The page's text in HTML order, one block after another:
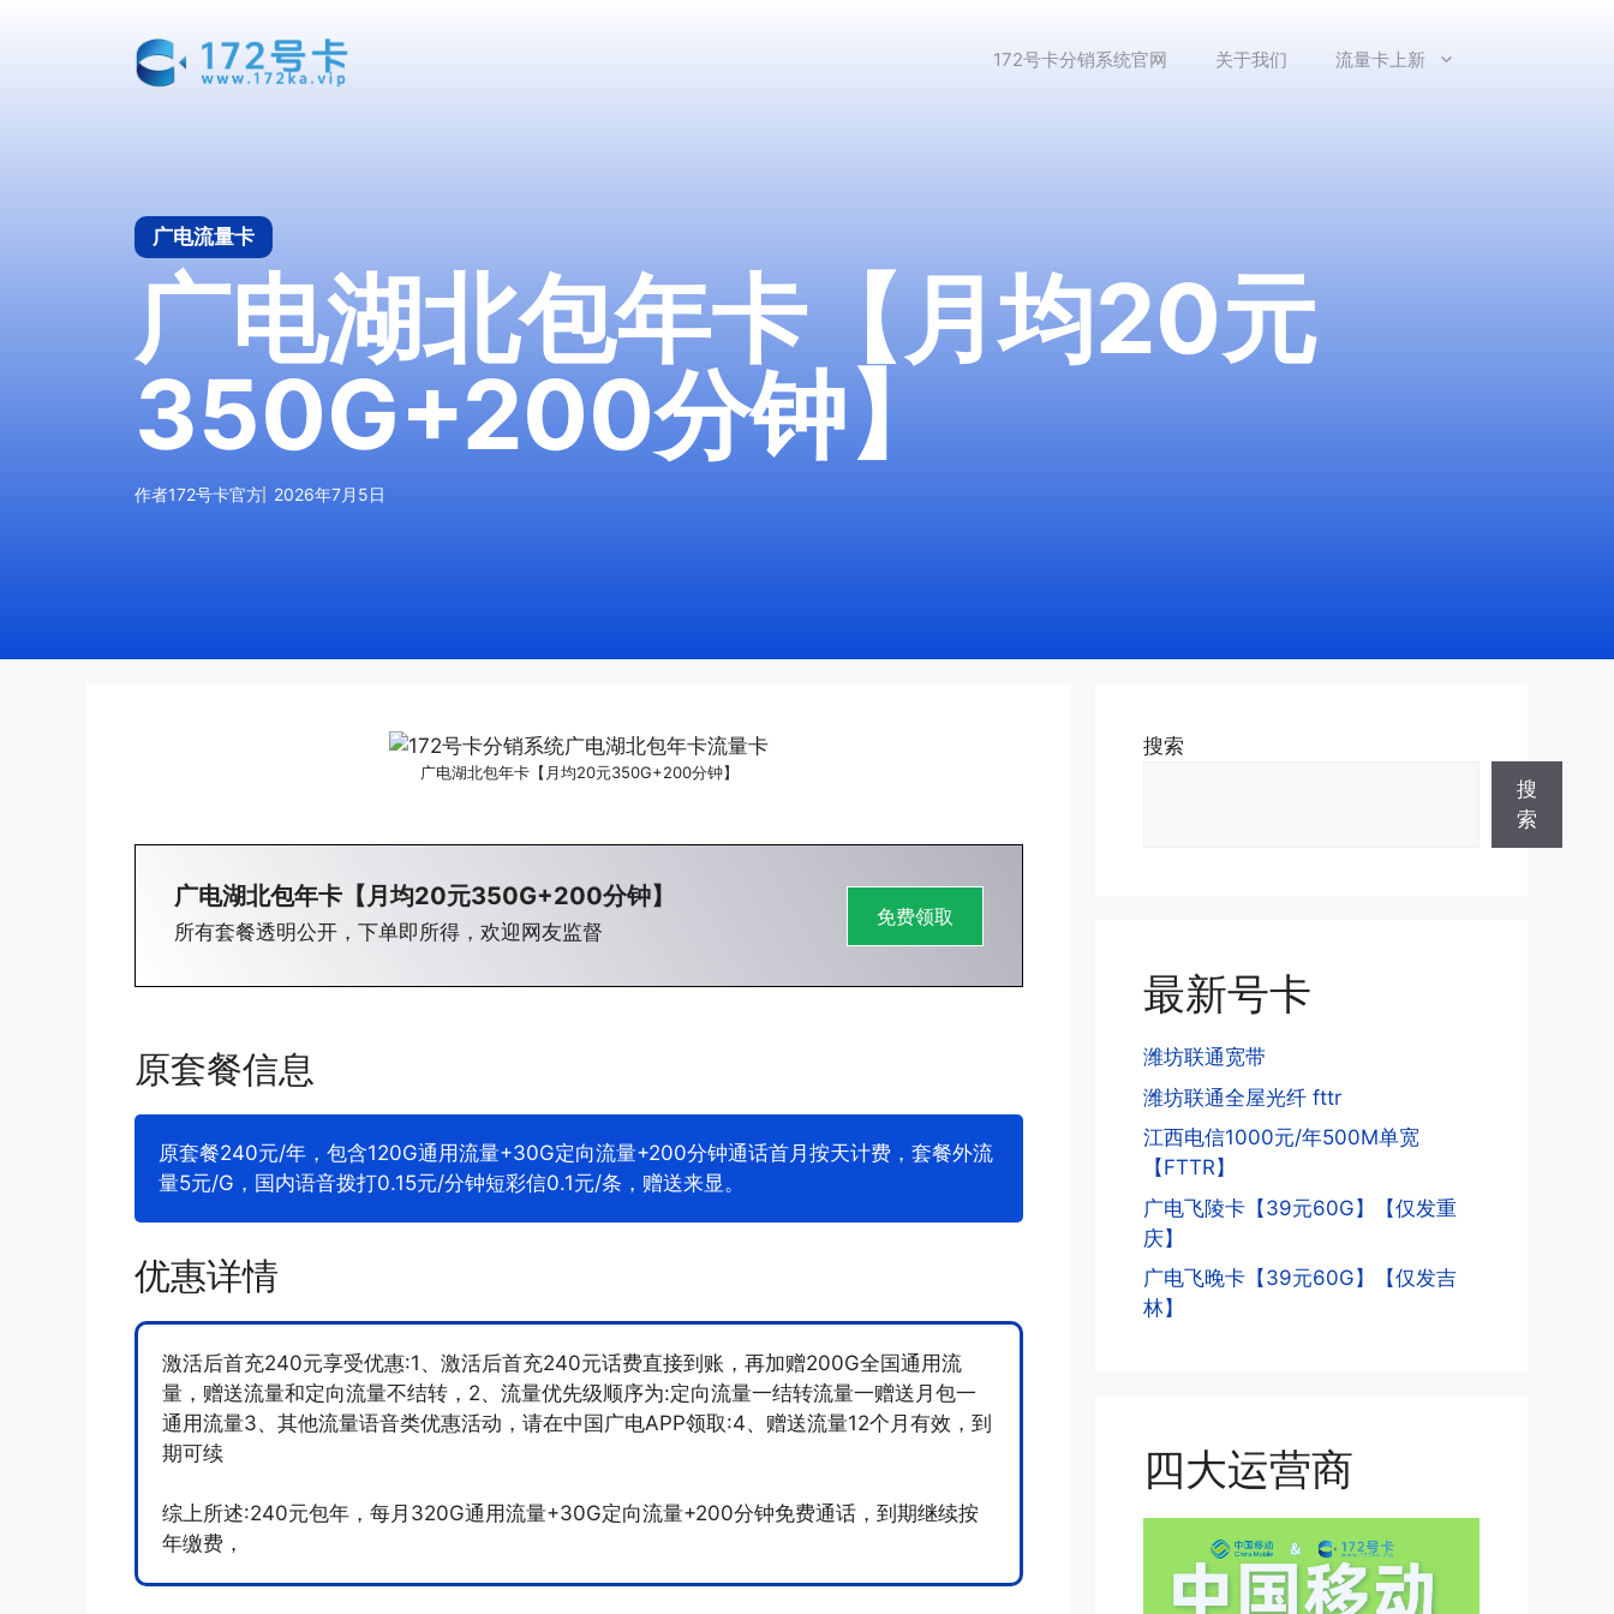
172号卡分销系统官网 关于我们 流量卡上新
广电流量卡
广电湖北包年卡【月均20元
350G+200分钟】
作者172号卡官方 2026年7月5日
广电湖北包年卡【月均20元350G+200分钟】
广电湖北包年卡【月均20元350G+200分钟】
所有套餐透明公开，下单即所得，欢迎网友监督
免费领取
原套餐信息
原套餐240元/年，包含120G通用流量+30G定向流量+200分钟通话首月按天计费，套餐外流
量5元/G，国内语音拨打0.15元/分钟短彩信0.1元/条，赠送来显。
优惠详情
激活后首充240元享受优惠:1、激活后首充240元话费直接到账，再加赠200G全国通用流
量，赠送流量和定向流量不结转，2、流量优先级顺序为:定向流量一结转流量一赠送月包一
通用流量3、其他流量语音类优惠活动，请在中国广电APP领取:4、赠送流量12个月有效，到
期可续
综上所述:240元包年，每月320G通用流量+30G定向流量+200分钟免费通话，到期继续按
年缴费，
搜索
搜
索
最新号卡
潍坊联通宽带
潍坊联通全屋光纤 fttr
江西电信1000元/年500M单宽
【FTTR】
广电飞陵卡【39元60G】【仅发重
庆】
广电飞晚卡【39元60G】【仅发吉
林】
四大运营商